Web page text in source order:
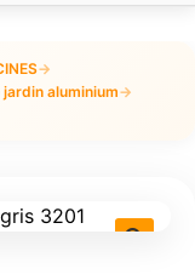
→
aluminium→